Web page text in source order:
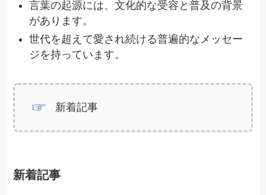
言葉の起源には、文化的な受容と普及の背景
があります。
世代を超えて愛され続ける普遍的なメッセー
ジを持っています。
新着記事
新着記事